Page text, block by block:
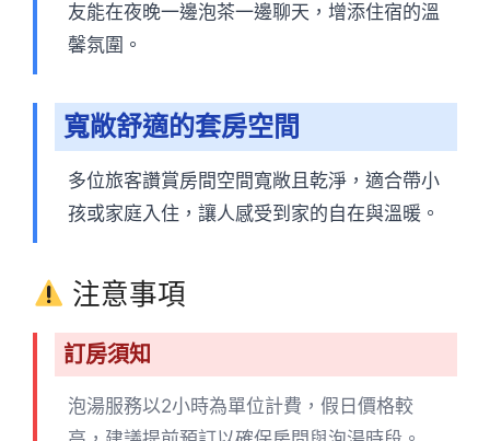
友能在夜晚一邊泡茶一邊聊天，增添住宿的溫
馨氛圍。
寬敞舒適的套房空間
多位旅客讚賞房間空間寬敞且乾淨，適合帶小
孩或家庭入住，讓人感受到家的自在與溫暖。
注意事項
訂房須知
泡湯服務以2小時為單位計費，假日價格較